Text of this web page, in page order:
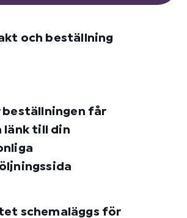
och beställning
beställningen får
länk till din
schemaläggs för